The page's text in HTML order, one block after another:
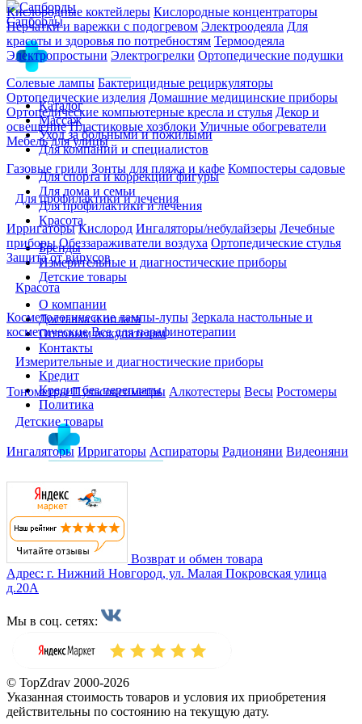
Кислородные коктейлеры Кислородные концентраторы
Перчатки и варежки с подогревом Электроодеяла Для
красоты и здоровья по потребностям Термоодеяла
Электропростыни Электрогрелки Ортопедические подушки
Солевые лампы Бактерицидные рециркуляторы
Ортопедические изделия Домашние медицинские приборы
Ортопедические компьютерные кресла и стулья Декор и
освещение Пластиковые хозблоки Уличные обогреватели
Мебель для улицы
Газовые грили Зонты для пляжа и кафе Компостеры садовые
Для профилактики и лечения
Ирригаторы Кислород Ингаляторы/небулайзеры Лечебные
приборы Обеззараживатели воздуха Ортопедические стулья
Защита от вирусов
Красота
Косметологические лампы-лупы Зеркала настольные и
косметические Все для парафинотерапии
Измерительные и диагностические приборы
Тонометры Пульсоксиметры Алкотестеры Весы Ростомеры
Детские товары
Ингаляторы Ирригаторы Аспираторы Радионяни Видеоняни
Сапборды
Каталог
Массаж
Уход за больными и пожилыми
Для компаний и специалистов
Для спорта и коррекции фигуры
Для дома и семьи
Для профилактики и лечения
Красота
Бренды
Измерительные и диагностические приборы
Детские товары
О компании
Доставка и оплата
Оптовым покупателям
Контакты
Кредит
Кредит без переплаты
Политика
Возврат и обмен товара
Адрес: г. Нижний Новгород, ул. Малая Покровская улица
д.20А
Мы в соц. сетях:
© TopZdrav 2000-2026
Указанная стоимость товаров и условия их приобретения
действительны по состоянию на текущую дату.